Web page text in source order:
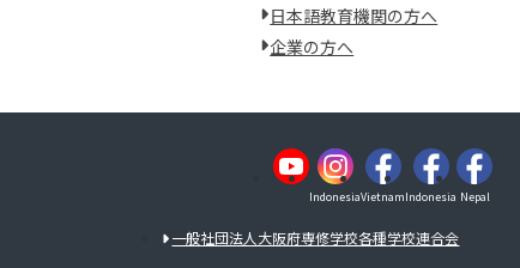
日本語教育機関の方へ
企業の方へ
IndonesiaVietnamIndonesia Nepal
一般社団法人大阪府専修学校各種学校連合会